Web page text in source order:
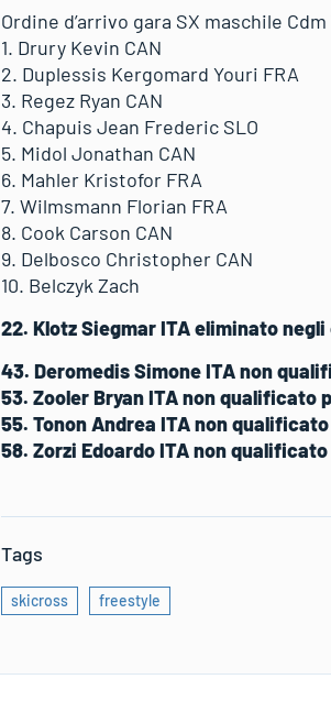
Ordine d’arrivo gara SX maschile
1. Drury Kevin CAN
2. Duplessis Kergomard Youri FRA
3. Regez Ryan CAN
4. Chapuis Jean Frederic SLO
5. Midol Jonathan CAN
6. Mahler Kristofor FRA
7. Wilmsmann Florian FRA
8. Cook Carson CAN
9. Delbosco Christopher CAN
10. Belczyk Zach
22. Klotz Siegmar ITA eliminato
43. Deromedis Simone ITA non
53. Zooler Bryan ITA non qualificato
55. Tonon Andrea ITA non
58. Zorzi Edoardo ITA non
Tags
skicross freestyle